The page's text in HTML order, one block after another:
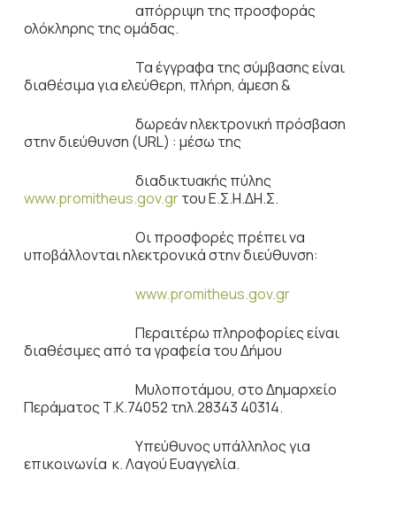
απόρριψη της προσφοράς
ολόκληρης της ομάδας.
Τα έγγραφα της σύμβασης είναι
διαθέσιμα για ελεύθερη, πλήρη, άμεση &
δωρεάν ηλεκτρονική πρόσβαση
στην διεύθυνση (URL) : μέσω της
διαδικτυακής πύλης
www.promitheus.gov.grτου Ε.Σ.Η.ΔΗ.Σ.
Οι προσφορές πρέπει να
υποβάλλονται ηλεκτρονικά στην διεύθυνση:
www.promitheus.gov.gr
Περαιτέρω πληροφορίες είναι
διαθέσιμες από τα γραφεία του Δήμου
Μυλοποτάμου, στο Δημαρχείο
Περάματος Τ.Κ.74052 τηλ.28343 40314.
Υπεύθυνος υπάλληλος για
επικοινωνία κ. Λαγού Ευαγγελία.